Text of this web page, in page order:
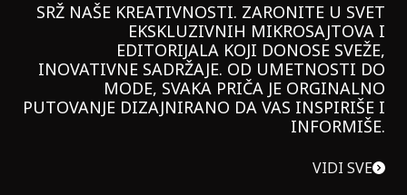
SRŽ NAŠE KREATIVNOSTI. ZARONITE U SVET
EKSKLUZIVNIH MIKROSAJTOVA I
EDITORIJALA KOJI DONOSE SVEŽE,
INOVATIVNE SADRŽAJE. OD UMETNOSTI DO
MODE, SVAKA PRIČA JE ORGINALNO
PUTOVANJE DIZAJNIRANO DA VAS INSPIRIŠE I
INFORMIŠE.
VIDI SVE